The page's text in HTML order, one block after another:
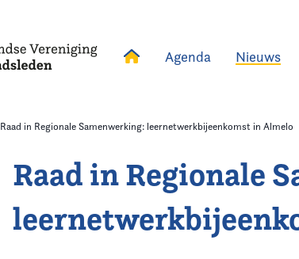
Agenda Nieuws
Raad in Regionale Samenwerking: leernetwerkbijeenkomst in Almelo
Raad in Regionale